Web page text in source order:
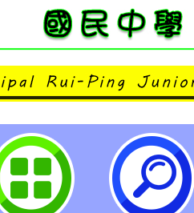
訓練測驗中心辦
開放報名中，請
照。-桃園市立